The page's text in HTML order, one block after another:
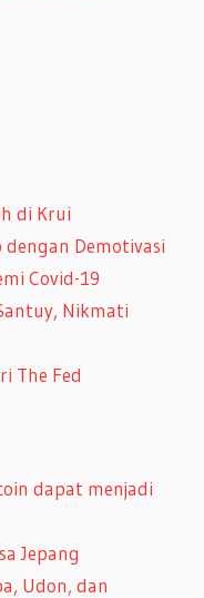
di Krui
Demotivasi
Covid-19
Nikmati
The Fed
dapat menjadi
Jepang
Udon, dan